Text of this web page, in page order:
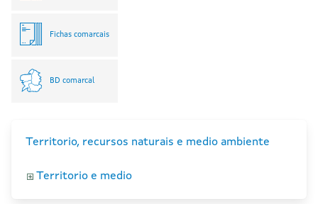
Fichas comarcais
BD comarcal
Territorio, recursos naturais e medio ambiente
Territorio e medio